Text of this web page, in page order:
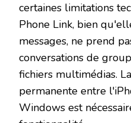
certaines limitations
Phone Link, bien
messages, ne prend
conversations de
fichiers multimédias.
permanente entre
Windows est